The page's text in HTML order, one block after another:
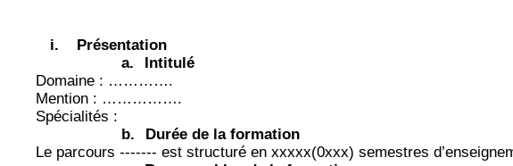
i.
Présentation
a.
Intitulé
Domaine : ………….
Mention : …………….
Spécialités :
b.
Durée de la formation
Le parcours ------- est structuré en xxxxx(0xxx) semestres